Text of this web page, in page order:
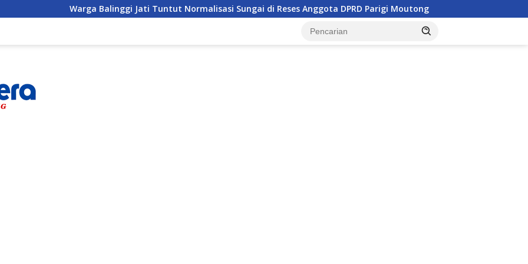
Warga Balinggi Jati Tuntut Normalisasi Sungai di Reses Anggota DPRD Parigi Moutong Penghulu di Parigi